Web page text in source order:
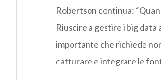
Robertson continua:
Riuscire a gestire i big
importante che richiede
catturare e integrare le